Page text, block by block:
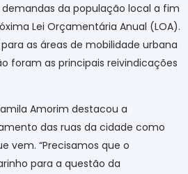
da população local a fim
Lei Orçamentária Anual (LOA).
as áreas de mobilidade urbana
foram as principais reivindicações
Amorim destacou a
das ruas da cidade como
vem. “Precisamos que o
para a questão da